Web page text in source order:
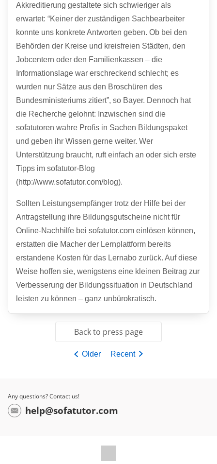
Akkreditierung gestaltete sich schwieriger als
erwartet: “Keiner der zuständigen Sachbearbeiter
konnte uns konkrete Antworten geben. Ob bei den
Behörden der Kreise und kreisfreien Städten, den
Jobcentern oder den Familienkassen – die
Informationslage war erschreckend schlecht; es
wurden nur Sätze aus den Broschüren des
Bundesministeriums zitiert”, so Bayer. Dennoch hat
die Recherche gelohnt: Inzwischen sind die
sofatutoren wahre Profis in Sachen Bildungspaket
und geben ihr Wissen gerne weiter. Wer
Unterstützung braucht, ruft einfach an oder sich erste
Tipps im sofatutor-Blog
(http://www.sofatutor.com/blog).
Sollten Leistungsempfänger trotz der Hilfe bei der
Antragstellung ihre Bildungsgutscheine nicht für
Online-Nachhilfe bei sofatutor.com einlösen können,
erstatten die Macher der Lernplattform bereits
erstandene Kosten für das Lernabo zurück. Auf diese
Weise hoffen sie, wenigstens eine kleinen Beitrag zur
Verbesserung der Bildungssituation in Deutschland
leisten zu können – ganz unbürokratisch.
Back to press page
Older Recent
Any questions? Contact us!
help@sofatutor.com